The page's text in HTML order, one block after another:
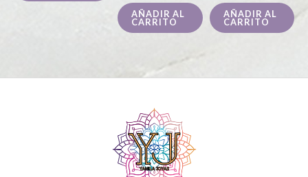
elegir
en
AÑADIR AL
CARRITO
AÑADIR AL
CARRITO